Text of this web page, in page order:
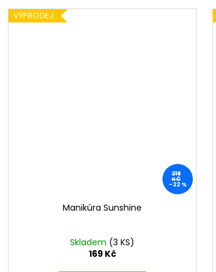
VÝPRODEJ
219
KČ
–22 %
Manikúra Sunshine
Skladem (3 KS)
169 Kč